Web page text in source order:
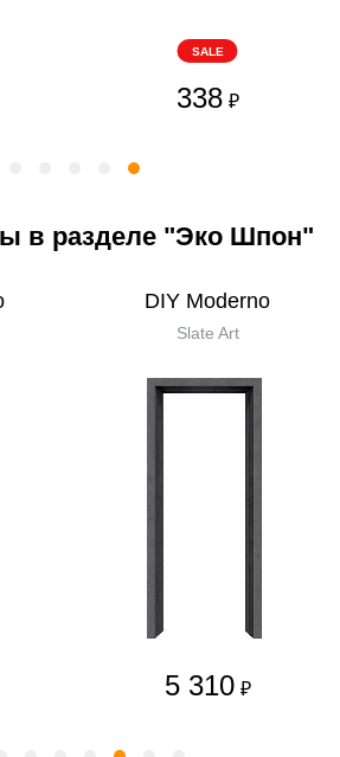
SALE
338 ₽
в разделе "Эко Шпон"
DIY Moderno
Slate Art
5 310 ₽